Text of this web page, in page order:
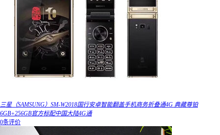
三星（SAMSUNG）SM-W2018国行安卓智能翻盖手机商务折叠通4G 典藏尊铂
6GB+256GB官方标配中国大陆4G通
0条评价